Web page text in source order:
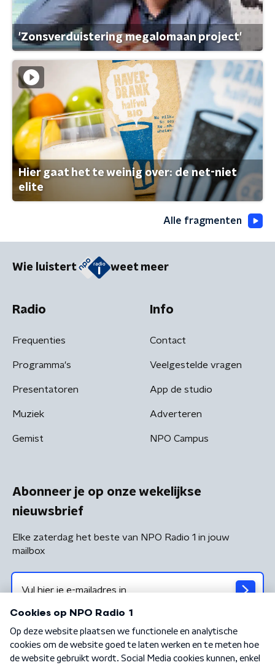
'Zonsverduistering megalomaan project'
Hier gaat het te weinig over: de net-niet
elite
Alle fragmenten
Wie luistert weet meer
Radio
Frequenties
Programma's
Presentatoren
Muziek
Gemist
Info
Contact
Veelgestelde vragen
App de studio
Adverteren
NPO Campus
Abonneer je op onze wekelijkse
nieuwsbrief
Elke zaterdag het beste van NPO Radio 1 in jouw
mailbox